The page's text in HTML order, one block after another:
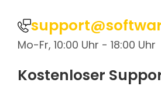
Mo-Fr, 10:00 Uhr - 18:00 Uhr
Kostenloser